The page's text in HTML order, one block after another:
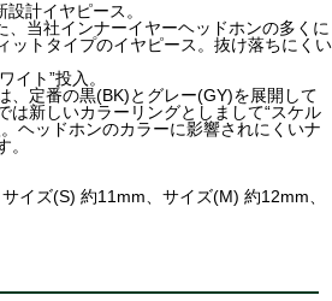
計イヤピース。
、当社インナーイヤーヘッドホンの多くに
ットタイプのイヤピース。抜け落ちにくい
イト”投入。
、定番の黒(BK)とグレー(GY)を展開して
は新しいカラーリングとしまして“スケル
ヘッドホンのカラーに影響されにくいナ
。
イズ(S) 約11mm、サイズ(M) 約12mm、